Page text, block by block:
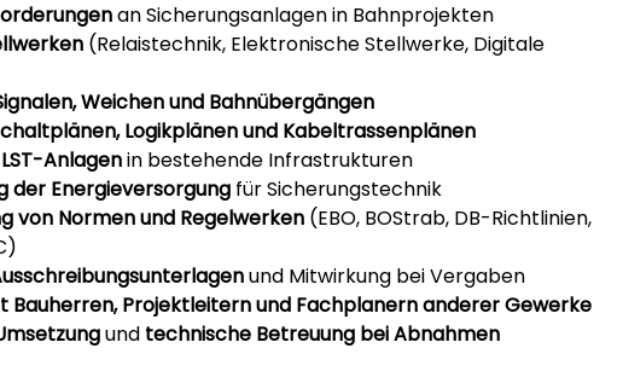
an Sicherungsanlagen in Bahnprojekten
(Relaistechnik, Elektronische Stellwerke, Digitale
Weichen und Bahnübergängen
Logikplänen und Kabeltrassenplänen
Anlagen in bestehende Infrastrukturen
der Energieversorgung für Sicherungstechnik
von Normen und Regelwerken (EBO, BOStrab, DB-Richtlinien,
und Mitwirkung bei Vergaben
Bauherren, Projektleitern und Fachplanern anderer Gewerke
und technische Betreuung bei Abnahmen